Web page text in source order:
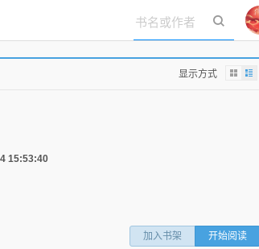
立即登录
显示方式
15:53:40
加入书架 开始阅读